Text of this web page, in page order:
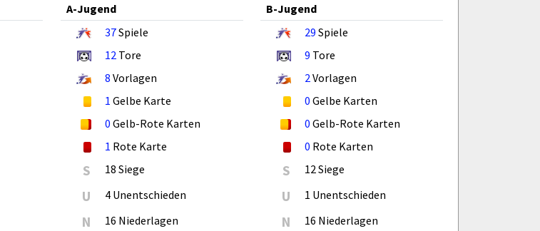
A-Jugend
37Spiele
12Tore
8 Vorlagen
1 Gelbe Karte
0 Gelb-Rote Karten
1 Rote Karte
S 18 Siege
U 4 Unentschieden
N 16 Niederlagen
B-Jugend
29 Spiele
9 Tore
2Vorlagen
0 Gelbe Karten
0 Gelb-Rote Karten
0 Rote Karten
S 12 Siege
U 1 Unentschieden
N 16 Niederlagen